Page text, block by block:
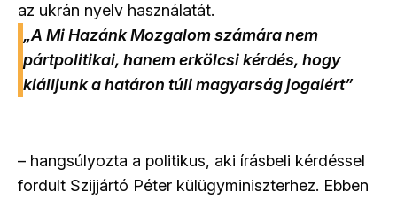
az ukrán nyelv használatát.
„A Mi Hazánk Mozgalom számára nem
pártpolitikai, hanem erkölcsi kérdés, hogy
kiálljunk a határon túli magyarság jogaiért”
– hangsúlyozta a politikus, aki írásbeli kérdéssel
fordult Szijjártó Péter külügyminiszterhez. Ebben